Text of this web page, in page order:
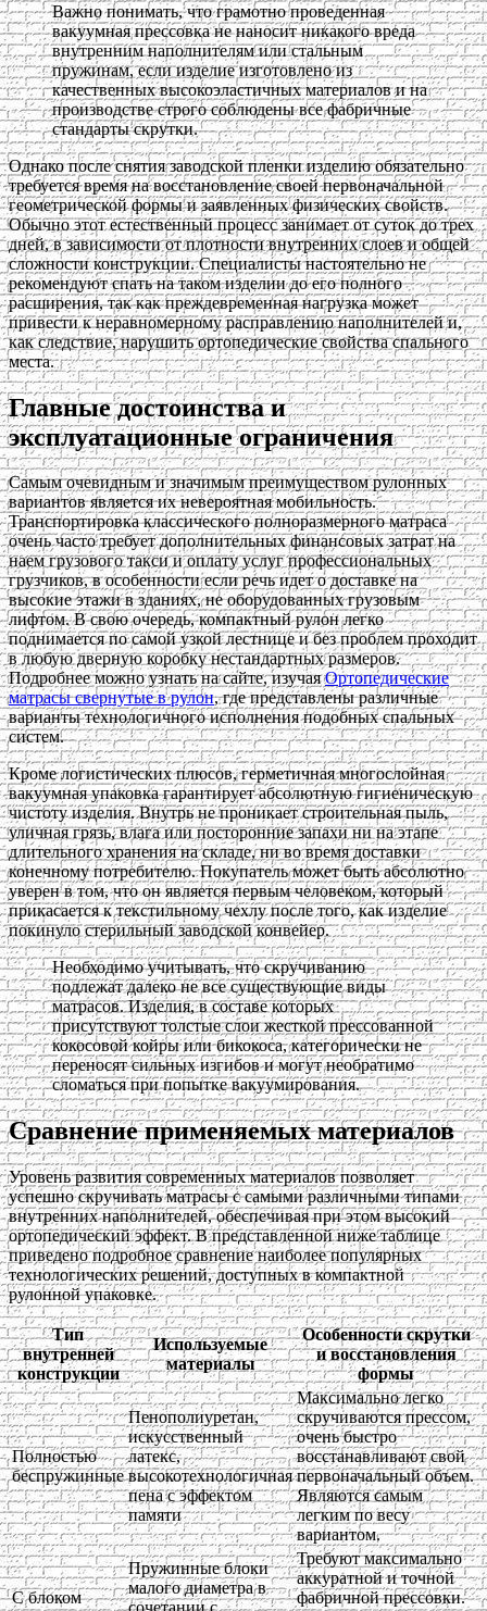
Важно понимать, что грамотно проведенная
вакуумная прессовка не наносит никакого вреда
внутренним наполнителям или стальным
пружинам, если изделие изготовлено из
качественных высокоэластичных материалов и на
производстве строго соблюдены все фабричные
стандарты скрутки.
Однако после снятия заводской пленки изделию обязательно
требуется время на восстановление своей первоначальной
геометрической формы и заявленных физических свойств.
Обычно этот естественный процесс занимает от суток до трех
дней, в зависимости от плотности внутренних слоев и общей
сложности конструкции. Специалисты настоятельно не
рекомендуют спать на таком изделии до его полного
расширения, так как преждевременная нагрузка может
привести к неравномерному расправлению наполнителей и,
как следствие, нарушить ортопедические свойства спального
места.
Главные достоинства и
эксплуатационные ограничения
Самым очевидным и значимым преимуществом рулонных
вариантов является их невероятная мобильность.
Транспортировка классического полноразмерного матраса
очень часто требует дополнительных финансовых затрат на
наем грузового такси и оплату услуг профессиональных
грузчиков, в особенности если речь идет о доставке на
высокие этажи в зданиях, не оборудованных грузовым
лифтом. В свою очередь, компактный рулон легко
поднимается по самой узкой лестнице и без проблем проходит
в любую дверную коробку нестандартных размеров.
Подробнее можно узнать на сайте, изучаяОртопедические
матрасы свернутые в рулон, где представлены различные
варианты технологичного исполнения подобных спальных
систем.
Кроме логистических плюсов, герметичная многослойная
вакуумная упаковка гарантирует абсолютную гигиеническую
чистоту изделия. Внутрь не проникает строительная пыль,
уличная грязь, влага или посторонние запахи ни на этапе
длительного хранения на складе, ни во время доставки
конечному потребителю. Покупатель может быть абсолютно
уверен в том, что он является первым человеком, который
прикасается к текстильному чехлу после того, как изделие
покинуло стерильный заводской конвейер.
Необходимо учитывать, что скручиванию
подлежат далеко не все существующие виды
матрасов. Изделия, в составе которых
присутствуют толстые слои жесткой прессованной
кокосовой койры или бикокоса, категорически не
переносят сильных изгибов и могут необратимо
сломаться при попытке вакуумирования.
Сравнение применяемых материалов
Уровень развития современных материалов позволяет
успешно скручивать матрасы с самыми различными типами
внутренних наполнителей, обеспечивая при этом высокий
ортопедический эффект. В представленной ниже таблице
приведено подробное сравнение наиболее популярных
технологических решений, доступных в компактной
рулонной упаковке.
Тип
внутренней
конструкции
Используемые
материалы
Особенности скрутки
и восстановления
формы
Полностью
беспружинные
Пенополиуретан,
искусственный
латекс,
высокотехнологичная
пена с эффектом
памяти
Максимально легко
скручиваются прессом,
очень быстро
восстанавливают свой
первоначальный объем.
Являются самым
легким по весу
вариантом.
С блоком
Пружинные блоки
малого диаметра в
Требуют максимально
аккуратной и точной
фабричной прессовки.